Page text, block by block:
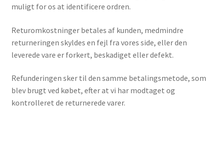
muligt for os at identificere ordren.
Returomkostninger betales af kunden, medmindre
returneringen skyldes en fejl fra vores side, eller den
leverede vare er forkert, beskadiget eller defekt.
Refunderingen sker til den samme betalingsmetode, som
blev brugt ved købet, efter at vi har modtaget og
kontrolleret de returnerede varer.